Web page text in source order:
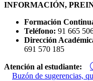
INFORMACIÓN,
Formación
Teléfono: 91 665
Dirección
691 570 185
Atención al estudiante:
Buzón de sugerencias,